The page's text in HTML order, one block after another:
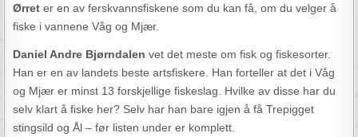
Ørret er en av ferskvannsfiskene som du kan få, om du velger å
fiske i vannene Våg og Mjær.
Daniel Andre Bjørndalen vet det meste om fisk og fiskesorter.
Han er en av landets beste artsfiskere. Han forteller at det i Våg
og Mjær er minst 13 forskjellige fiskeslag. Hvilke av disse har du
selv klart å fiske her? Selv har han bare igjen å få Trepigget
stingsild og Ål – før listen under er komplett.